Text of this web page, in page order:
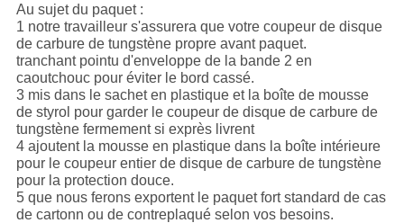
Au sujet du paquet :
1 notre travailleur s'assurera que votre coupeur de disque
de carbure de tungstène propre avant paquet.
tranchant pointu d'enveloppe de la bande 2 en
caoutchouc pour éviter le bord cassé.
3 mis dans le sachet en plastique et la boîte de mousse
de styrol pour garder le coupeur de disque de carbure de
tungstène fermement si exprès livrent
4 ajoutent la mousse en plastique dans la boîte intérieure
pour le coupeur entier de disque de carbure de tungstène
pour la protection douce.
5 que nous ferons exportent le paquet fort standard de cas
de cartonn ou de contreplaqué selon vos besoins.